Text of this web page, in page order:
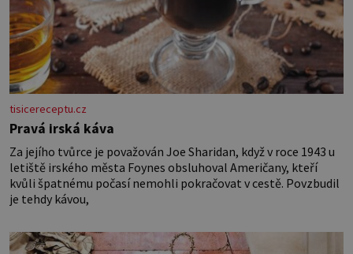
tisicereceptu.cz
Pravá irská káva
Za jejího tvůrce je považován Joe Sharidan, když v roce 1943 u
letiště irského města Foynes obsluhoval Američany, kteří
kvůli špatnému počasí nemohli pokračovat v cestě. Povzbudil
je tehdy kávou,